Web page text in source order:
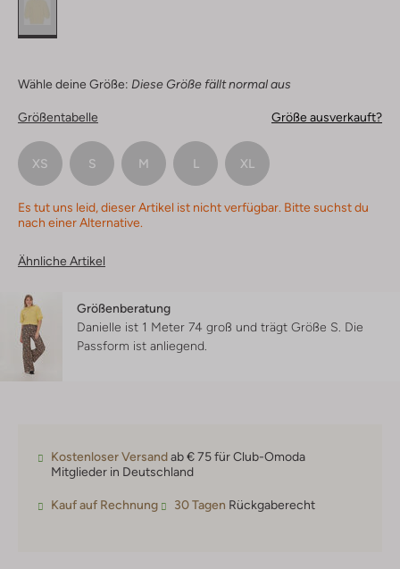
Wähle deine Größe: Diese Größe fällt normal aus
Größentabelle Größe ausverkauft?
XS S M L XL
Es tut uns leid, dieser Artikel ist nicht verfügbar. Bitte suchst du
nach einer Alternative.
Ähnliche Artikel
Größenberatung
Danielle ist 1 Meter 74 groß und trägt Größe S. Die
Passform ist anliegend
Kostenloser Versandab € 75 für Club-Omoda
Mitglieder in Deutschland
Kauf auf Rechnung 30 Tagen Rückgaberecht